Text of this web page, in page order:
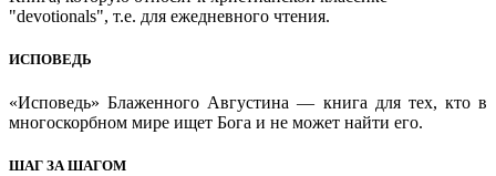
"devotionals", т.е. для ежедневного чтения.
ИСПОВЕДЬ
«Исповедь» Блаженного Августина — книга для тех, кто в
многоскорбном мире ищет Бога и не может найти его.
ШАГ ЗА ШАГОМ